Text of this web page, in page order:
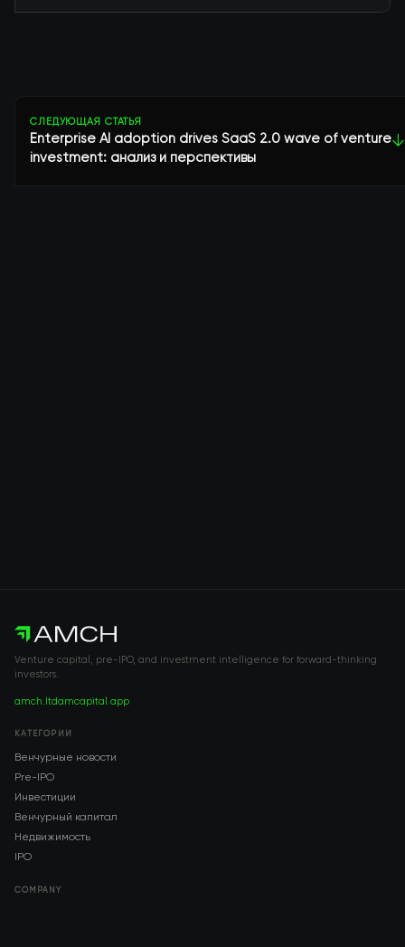
СЛЕДУЮЩАЯ СТАТЬЯ
Enterprise AI adoption drives SaaS 2.0 wave of venture
investment: анализ и перспективы
↓
Venture capital, pre-IPO, and investment intelligence for forward-thinking
investors.
amch.ltdamcapital.app
КАТЕГОРИИ
Венчурные новости
Pre-IPO
Инвестиции
Венчурный капитал
Недвижимость
IPO
COMPANY